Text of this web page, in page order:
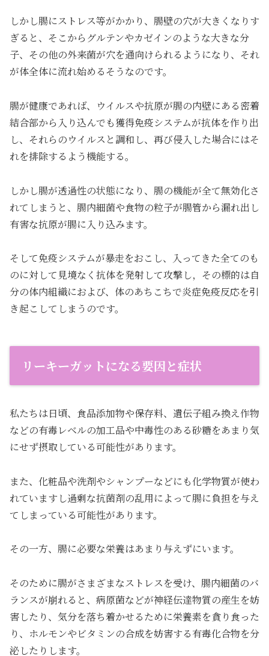
しかし腸にストレス等がかかり、腸壁の穴が大きくなりす
ぎると、そこからグルテンやカゼインのような大きな分
子、その他の外来菌が穴を通向けられるようになり、それ
が体全体に流れ始めるそうなのです。
腸が健康であれば、ウイルスや抗原が腸の内壁にある密着
結合部から入り込んでも獲得免疫システムが抗体を作り出
し、それらのウイルスと調和し、再び侵入した場合にはそ
れを排除するよう機能する。
しかし腸が透過性の状態になり、腸の機能が全て無効化さ
れてしまうと、腸内細菌や食物の粒子が腸管から漏れ出し
有害な抗原が腸に入り込みます。
そして免疫システムが暴走をおこし、入ってきた全てのも
のに対して見境なく抗体を発射して攻撃し，その標的は自
分の体内組織におよび、体のあちこちで炎症免疫反応を引
き起こしてしまうのです。
リーキーガットになる要因と症状
私たちは日頃、食品添加物や保存料、遺伝子組み換え作物
などの有毒レベルの加工品や中毒性のある砂糖をあまり気
にせず摂取している可能性があります。
また、化粧品や洗剤やシャンプーなどにも化学物質が使わ
れていますし過剰な抗菌剤の乱用によって腸に負担を与え
てしまっている可能性があります。
その一方、腸に必要な栄養はあまり与えずにいます。
そのために腸がさまざまなストレスを受け、腸内細菌のバ
ランスが崩れると、病原菌などが神経伝達物質の産生を妨
害したり、気分を落ち着かせるために栄養素を貪り食った
り、ホルモンやビタミンの合成を妨害する有毒化合物を分
泌したりします。